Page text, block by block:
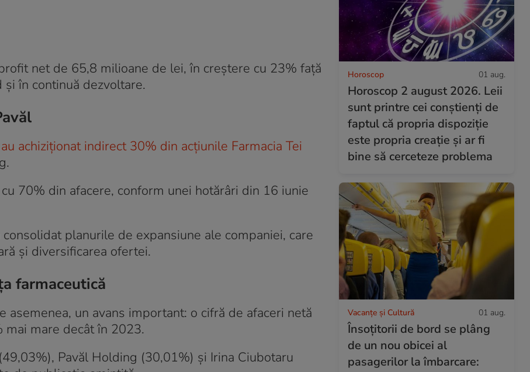
net de 65,8 milioane de lei, în creștere cu 23% față
în continuă dezvoltare.
achiziționat indirect 30% din acțiunile Farmacia Tei
70% din afacere, conform unei hotărâri din 16 iunie
planurile de expansiune ale companiei, care
și diversificarea ofertei.
farmaceutică
un avans important: o cifră de afaceri netă
mare decât în 2023.
Pavăl Holding (30,01%) și Irina Ciubotaru
Horoscop 01 aug.
Horoscop 2 august 2026. Leii
sunt printre cei conștienți de
faptul că propria dispoziție
este propria creație și ar fi
bine să cerceteze problema
Vacanțe și Cultură 01 aug.
Însoțitorii de bord se plâng
de un nou obicei al
pasagerilor la îmbarcare: